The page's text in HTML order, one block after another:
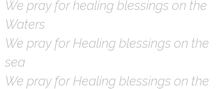
We pray for healing blessings on the
Waters
We pray for Healing blessings on the
sea
We pray for Healing blessings on the